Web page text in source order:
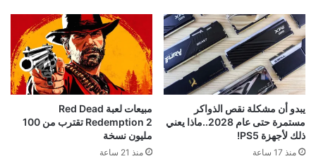
يبدو أن مشكلة نقص الذواكر
مستمرة حتى عام 2028..ماذا يعني
ذلك لأجهزة PS5!
منذ 17 ساعة
مبيعات لعبة Red Dead
Redemption 2 تقترب من 100
مليون نسخة
منذ 21 ساعة